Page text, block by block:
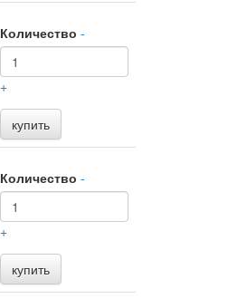
Количество -
+
купить
Количество -
+
купить